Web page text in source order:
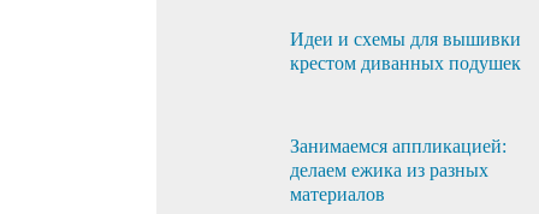
Идеи и схемы для вышивки
крестом диванных подушек
Занимаемся аппликацией:
делаем ежика из разных
материалов